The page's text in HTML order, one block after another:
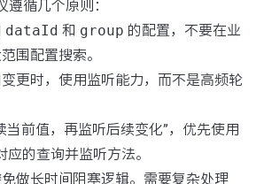
循几个原则：
dataId 和 group 的配置，不要在业
围配置搜索。
更时，使用监听能力，而不是高频轮
当前值，再监听后续变化”，优先使用
应的查询并监听方法。
做长时间阻塞逻辑。需要复杂处理